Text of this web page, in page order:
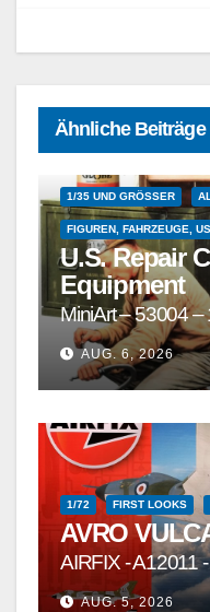
Ähnliche Beiträge
1/35 UND GRÖSSER
FIGUREN, FAHRZEUGE,
U.S. Repair
Equipment
MiniArt – 53004 –
AUG. 6, 2026
1/72 FIRST LOOKS
AVRO
AIRFIX - A12011
AUG. 5, 2026